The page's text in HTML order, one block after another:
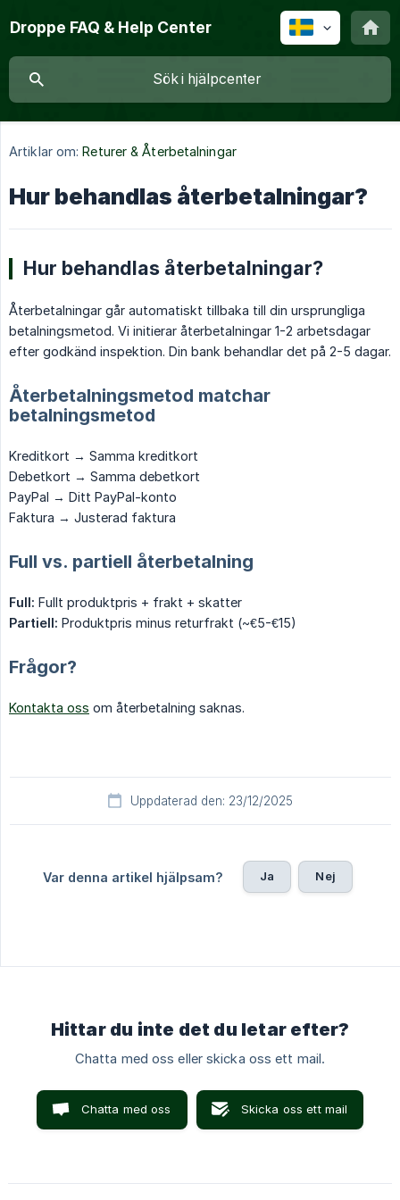
Droppe FAQ & Help Center
Artiklar om: Returer & Återbetalningar
Hur behandlas återbetalningar?
Hur behandlas återbetalningar?
Återbetalningar går automatiskt tillbaka till din ursprungliga
betalningsmetod. Vi initierar återbetalningar 1-2 arbetsdagar
efter godkänd inspektion. Din bank behandlar det på 2-5 dagar.
Återbetalningsmetod matchar
betalningsmetod
Kreditkort → Samma kreditkort
Debetkort → Samma debetkort
PayPal → Ditt PayPal-konto
Faktura → Justerad faktura
Full vs. partiell återbetalning
Full: Fullt produktpris + frakt + skatter
Partiell: Produktpris minus returfrakt (~€5-€15)
Frågor?
Kontakta oss om återbetalning saknas.
Uppdaterad den: 23/12/2025
Var denna artikel hjälpsam? Ja Nej
Hittar du inte det du letar efter?
Chatta med oss eller skicka oss ett mail.
Chatta med oss Skicka oss ett mail